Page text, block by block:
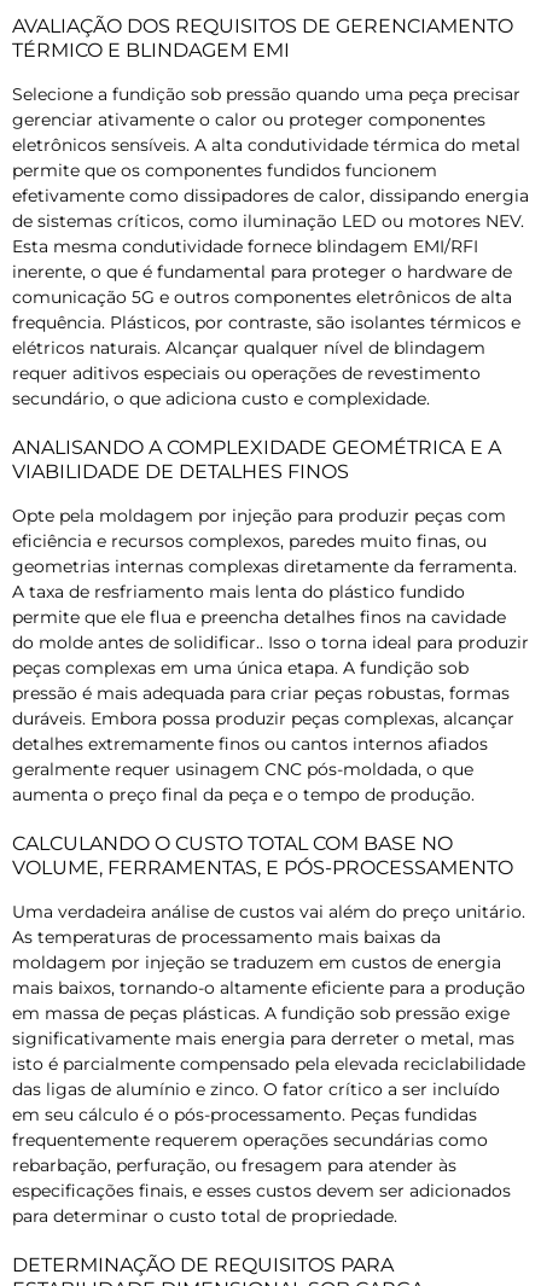
AVALIAÇÃO DOS REQUISITOS DE GERENCIAMENTO
TÉRMICO E BLINDAGEM EMI
Selecione a fundição sob pressão quando uma peça precisar
gerenciar ativamente o calor ou proteger componentes
eletrônicos sensíveis. A alta condutividade térmica do metal
permite que os componentes fundidos funcionem
efetivamente como dissipadores de calor, dissipando energia
de sistemas críticos, como iluminação LED ou motores NEV.
Esta mesma condutividade fornece blindagem EMI/RFI
inerente, o que é fundamental para proteger o hardware de
comunicação 5G e outros componentes eletrônicos de alta
frequência. Plásticos, por contraste, são isolantes térmicos e
elétricos naturais. Alcançar qualquer nível de blindagem
requer aditivos especiais ou operações de revestimento
secundário, o que adiciona custo e complexidade.
ANALISANDO A COMPLEXIDADE GEOMÉTRICA E A
VIABILIDADE DE DETALHES FINOS
Opte pela moldagem por injeção para produzir peças com
eficiência e recursos complexos, paredes muito finas, ou
geometrias internas complexas diretamente da ferramenta.
A taxa de resfriamento mais lenta do plástico fundido
permite que ele flua e preencha detalhes finos na cavidade
do molde antes de solidificar.. Isso o torna ideal para produzir
peças complexas em uma única etapa. A fundição sob
pressão é mais adequada para criar peças robustas, formas
duráveis. Embora possa produzir peças complexas, alcançar
detalhes extremamente finos ou cantos internos afiados
geralmente requer usinagem CNC pós-moldada, o que
aumenta o preço final da peça e o tempo de produção.
CALCULANDO O CUSTO TOTAL COM BASE NO
VOLUME, FERRAMENTAS, E PÓS-PROCESSAMENTO
Uma verdadeira análise de custos vai além do preço unitário.
As temperaturas de processamento mais baixas da
moldagem por injeção se traduzem em custos de energia
mais baixos, tornando-o altamente eficiente para a produção
em massa de peças plásticas. A fundição sob pressão exige
significativamente mais energia para derreter o metal, mas
isto é parcialmente compensado pela elevada reciclabilidade
das ligas de alumínio e zinco. O fator crítico a ser incluído
em seu cálculo é o pós-processamento. Peças fundidas
frequentemente requerem operações secundárias como
rebarbação, perfuração, ou fresagem para atender às
especificações finais, e esses custos devem ser adicionados
para determinar o custo total de propriedade.
DETERMINAÇÃO DE REQUISITOS PARA